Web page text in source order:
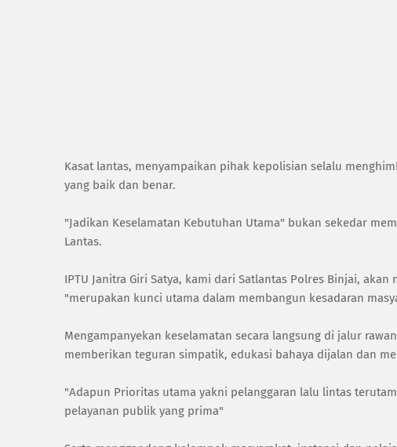
Kasat lantas, menyampaikan pihak kepolisian selalu
yang baik dan benar.
"Jadikan Keselamatan Kebutuhan Utama" bukan sekedar
Lantas.
IPTU Janitra Giri Satya, kami dari Satlantas Polres Binjai,
"merupakan kunci utama dalam membangun kesadaran
Mengampanyekan keselamatan secara langsung di jalur
memberikan teguran simpatik, edukasi bahaya dijalan dan
"Adapun Prioritas utama yakni pelanggaran lalu lintas
pelayanan publik yang prima"